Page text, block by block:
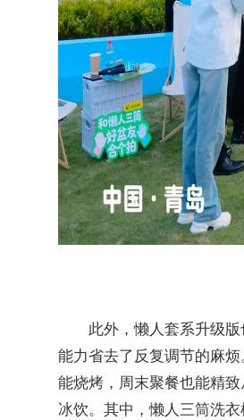
此外，懒人套系升级
能力省去了反复调节的麻
能烧烤，周末聚餐也能精
冰饮。其中，懒人三筒洗